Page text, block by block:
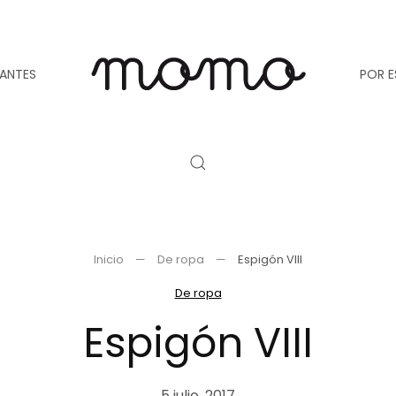
POR
Inicio De ropa
Espigón VIII
De ropa
Espigón VIII